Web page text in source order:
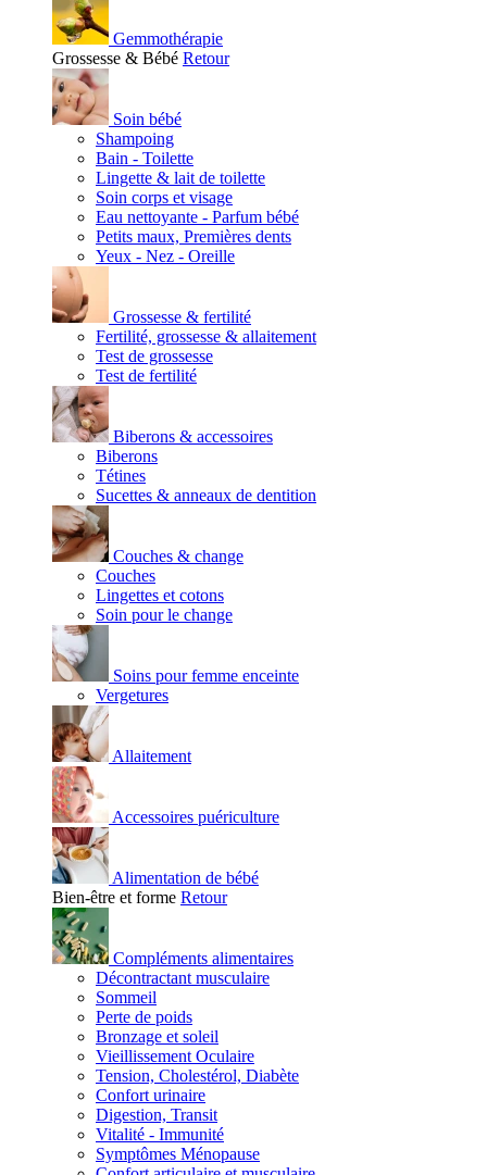
Gemmothérapie
Grossesse & Bébé Retour
Soin bébé
Shampoing
Bain - Toilette
Lingette & lait de toilette
Soin corps et visage
Eau nettoyante - Parfum bébé
Petits maux, Premières dents
Yeux - Nez - Oreille
Grossesse & fertilité
Fertilité, grossesse & allaitement
Test de grossesse
Test de fertilité
Biberons & accessoires
Biberons
Tétines
Sucettes & anneaux de dentition
Couches & change
Couches
Lingettes et cotons
Soin pour le change
Soins pour femme enceinte
Vergetures
Allaitement
Accessoires puériculture
Alimentation de bébé
Bien-être et forme Retour
Compléments alimentaires
Décontractant musculaire
Sommeil
Perte de poids
Bronzage et soleil
Vieillissement Oculaire
Tension, Cholestérol, Diabète
Confort urinaire
Digestion, Transit
Vitalité - Immunité
Symptômes Ménopause